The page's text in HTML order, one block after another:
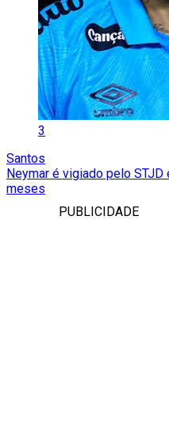
3
Santos
Neymar é vigiado pelo
meses
PUBLICIDADE